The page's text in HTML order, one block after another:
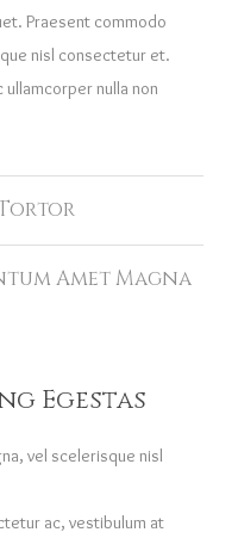
Praesent commodo
nisl consectetur et.
nulla non
Amet Magna
Egestas
vel scelerisque nisl
ac, vestibulum at